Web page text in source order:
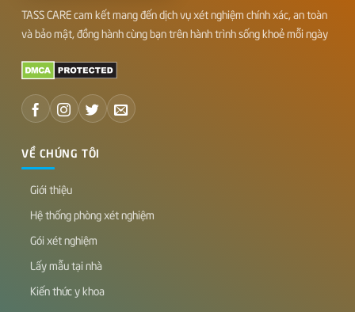
TASS CARE cam kết mang đến dịch vụ xét nghiệm chính xác, an toàn
và bảo mật, đồng hành cùng bạn trên hành trình sống khoẻ mỗi ngày
VỀ CHÚNG TÔI
Giới thiệu
Hệ thống phòng xét nghiệm
Gói xét nghiệm
Lấy mẫu tại nhà
Kiến thức y khoa